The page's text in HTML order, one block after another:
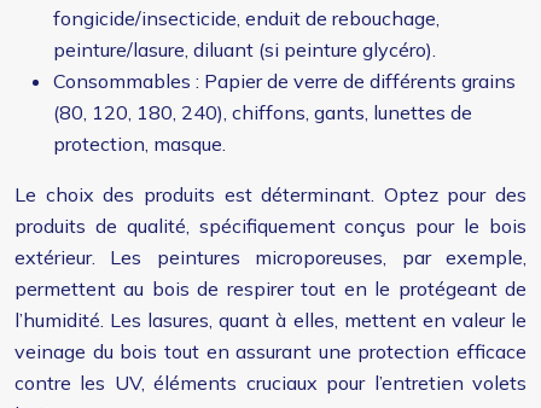
fongicide/insecticide, enduit de rebouchage,
peinture/lasure, diluant (si peinture glycéro).
Consommables : Papier de verre de différents grains
(80, 120, 180, 240), chiffons, gants, lunettes de
protection, masque.
Le choix des produits est déterminant. Optez pour des
produits de qualité, spécifiquement conçus pour le bois
extérieur. Les peintures microporeuses, par exemple,
permettent au bois de respirer tout en le protégeant de
l’humidité. Les lasures, quant à elles, mettent en valeur le
veinage du bois tout en assurant une protection efficace
contre les UV, éléments cruciaux pour l’entretien volets